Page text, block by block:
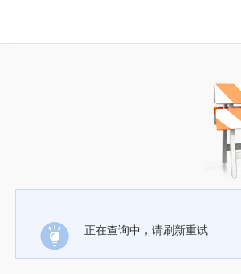
正在查询中，请刷新重试